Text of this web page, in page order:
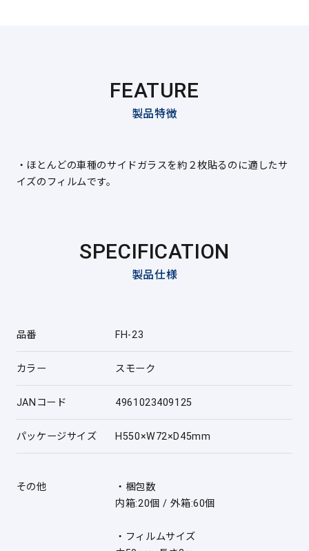
FEATURE
製品特徴
・ほとんどの車種のサイドガラスを約２枚貼るのに適したサ
イズのフィルムです。
SPECIFICATION
製品仕様
品番 FH-23
カラー スモーク
JANコード 4961023409125
パッケージサイズ H550×W72×D45mm
その他
・梱包数
内箱:20個 / 外箱:60個
・フィルムサイズ